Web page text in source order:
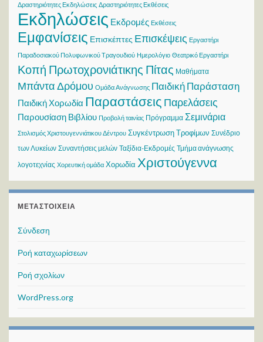
Δραστηριότητες Εκδηλώσεις Δραστηριότητες Εκθέσεις
Εκδηλώσεις Εκδρομές Εκθέσεις
Εμφανίσεις Επισκέπτες Επισκέψεις Εργαστήρι
Παραδοσιακού Πολυφωνικού Τραγουδιού Ημερολόγιο Θεατρικό Εργαστήρι
Κοπή Πρωτοχρονιάτικης Πίτας Μαθήματα
Μπάντα Δρόμου Ομάδα Ανάγνωσης Παιδική Παράσταση
Παιδική Χορωδία Παραστάσεις Παρελάσεις
Παρουσίαση Βιβλίου Προβολή ταινίας Πρόγραμμα Σεμινάρια
Στολισμός Χριστουγεννιάτικου Δέντρου Συγκέντρωση Τροφίμων Συνέδριο
των Λυκείων Συναντήσεις μελών Ταξίδια-Εκδρομές Τμήμα ανάγνωσης
λογοτεχνίας Χορευτική ομάδα Χορωδία Χριστούγεννα
ΜΕΤΑΣΤΟΙΧΕΊΑ
Σύνδεση
Ροή καταχωρίσεων
Ροή σχολίων
WordPress.org